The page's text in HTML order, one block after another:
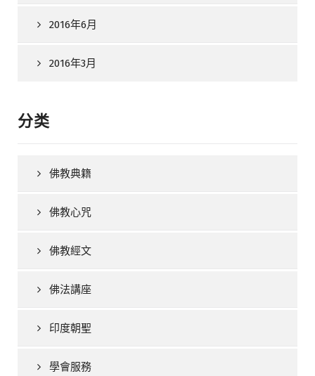
2016年6月
2016年3月
分类
佛教典籍
佛教心咒
佛教經文
佛法講座
印度朝聖
學會服務